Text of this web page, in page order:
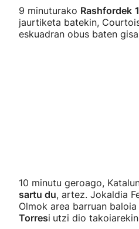
9 minuturako Rashfordek
jaurtiketa batekin,
eskuadran obus baten
10 minutu geroago,
sartu du, artez. Jokaldia
Olmok area barruan
Torresi utzi dio